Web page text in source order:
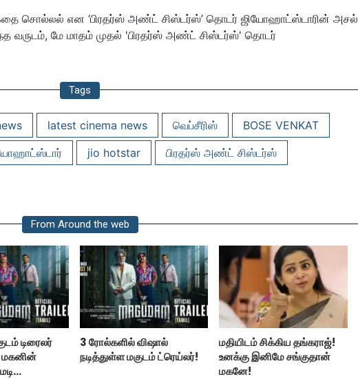
சொல்லல் என ‘பிரதர்ஸ் அண்ட் சிஸ்டர்ஸ்’ தொடர் ஜியோஹாட்ஸ்டாரின் அசல்
வருடம், மே மாதம் முதல் 'பிரதர்ஸ் அண்ட் சிஸ்டர்ஸ்' தொடர்
Tags
latest cinema news வெப்சீரிஸ்
BOSE VENKAT
jio hotstar
பிரதர்ஸ் அண்ட் சிஸ்டர்ஸ்
From Around the web
டிரைலர்
மகனின்
3 ரோல்களில் விஷால்
நடித்துள்ள மகுடம் ட்ரெய்லர்!
மதியிடம் சிக்கிய தங்கராஜ்!
உனக்கு இனிமே சங்குதான்
மகனே!